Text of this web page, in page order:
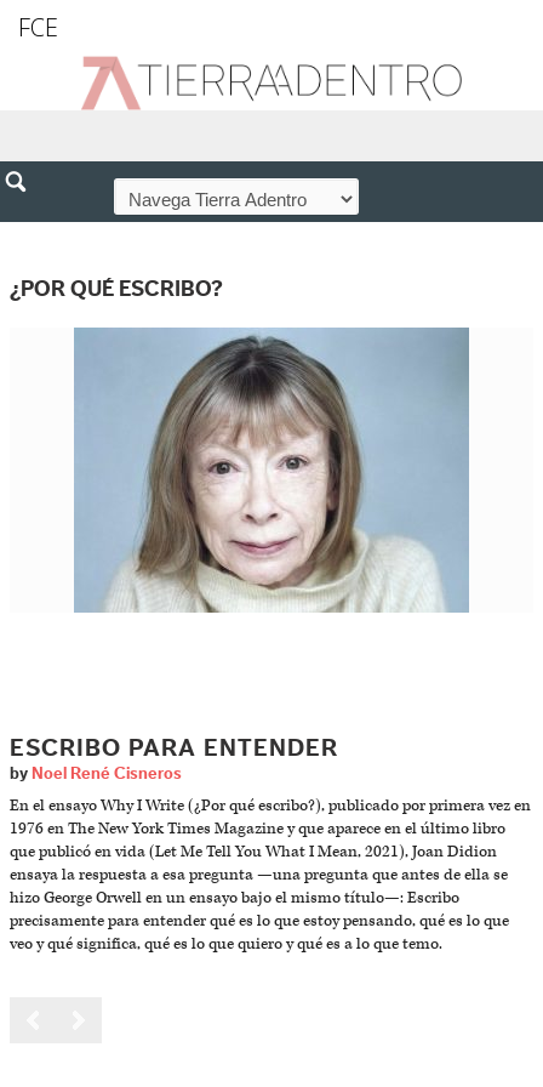
FCE
¿POR QUÉ ESCRIBO?
ESCRIBO PARA ENTENDER
by Noel René Cisneros
En el ensayo Why I Write (¿Por qué escribo?), publicado por primera vez en
1976 en The New York Times Magazine y que aparece en el último libro
que publicó en vida (Let Me Tell You What I Mean, 2021), Joan Didion
ensaya la respuesta a esa pregunta —una pregunta que antes de ella se
hizo George Orwell en un ensayo bajo el mismo título—: Escribo
precisamente para entender qué es lo que estoy pensando, qué es lo que
veo y qué significa, qué es lo que quiero y qué es a lo que temo.